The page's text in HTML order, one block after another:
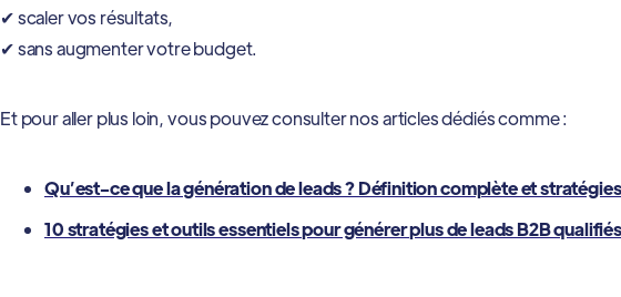
✔ scaler vos résultats,
✔ sans augmenter votre budget.
Et pour aller plus loin, vous pouvez consulter nos articles dédiés comme :
Qu’est-ce que la génération de leads ? Définition complète et
10 stratégies et outils essentiels pour générer plus de leads B2B qualifiés